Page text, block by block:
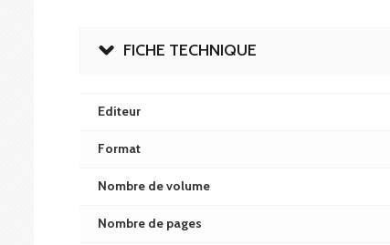
FICHE TECHNIQUE
Editeur
Format
Nombre de volume
Nombre de pages